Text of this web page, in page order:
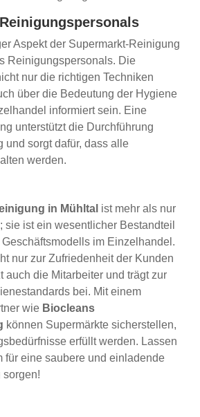
Aspekt der Supermarkt-Reinigung
Reinigungspersonals. Die
nur die richtigen Techniken
über die Bedeutung der Hygiene
informiert sein. Eine
unterstützt die Durchführung
und sorgt dafür, dass alle
werden.
in Mühltal ist mehr als nur
sie ist ein wesentlicher Bestandteil
im Einzelhandel.
nur zur Zufriedenheit der Kunden
auch die Mitarbeiter und trägt zur
bei. Mit einem
wie Biocleans
können Supermärkte sicherstellen,
erfüllt werden. Lassen
für eine saubere und einladende
sorgen!